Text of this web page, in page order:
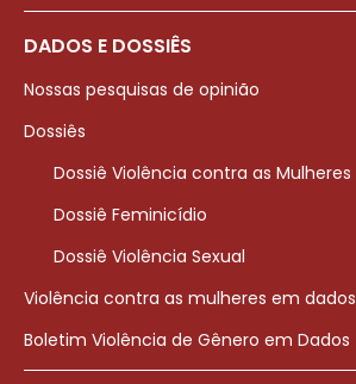
DADOS E DOSSIÊS
Nossas pesquisas de opinião
Dossiês
Dossiê Violência contra as Mulheres
Dossiê Feminicídio
Dossiê Violência Sexual
Violência contra as mulheres em dados
Boletim Violência de Gênero em Dados